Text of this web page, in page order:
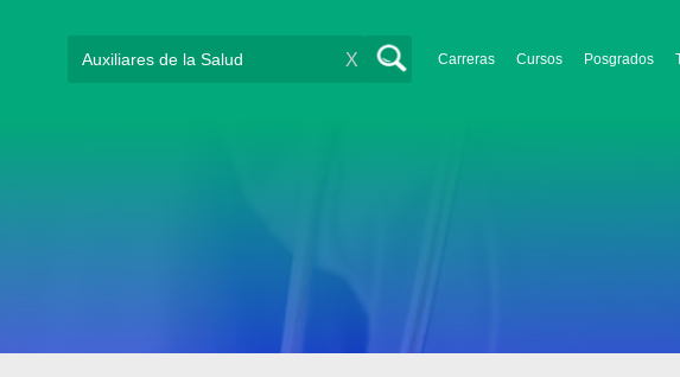
Carreras Cursos Posgrados
X